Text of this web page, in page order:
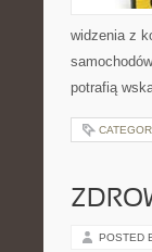
widzenia z
potrafią
POSTED